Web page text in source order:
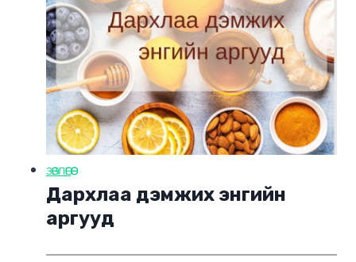
ЗӨВЛӨГӨӨ
Дархлаа дэмжих энгийн
аргууд